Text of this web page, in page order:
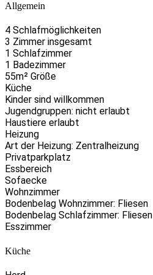
Allgemein
4 Schlafmöglichkeiten
3 Zimmer insgesamt
1 Schlafzimmer
1 Badezimmer
55m² Größe
Küche
Kinder sind willkommen
Jugendgruppen: nicht erlaubt
Haustiere erlaubt
Heizung
Art der Heizung: Zentralheizung
Privatparkplatz
Essbereich
Sofaecke
Wohnzimmer
Bodenbelag Wohnzimmer: Fliesen
Bodenbelag Schlafzimmer: Fliesen
Esszimmer
Küche